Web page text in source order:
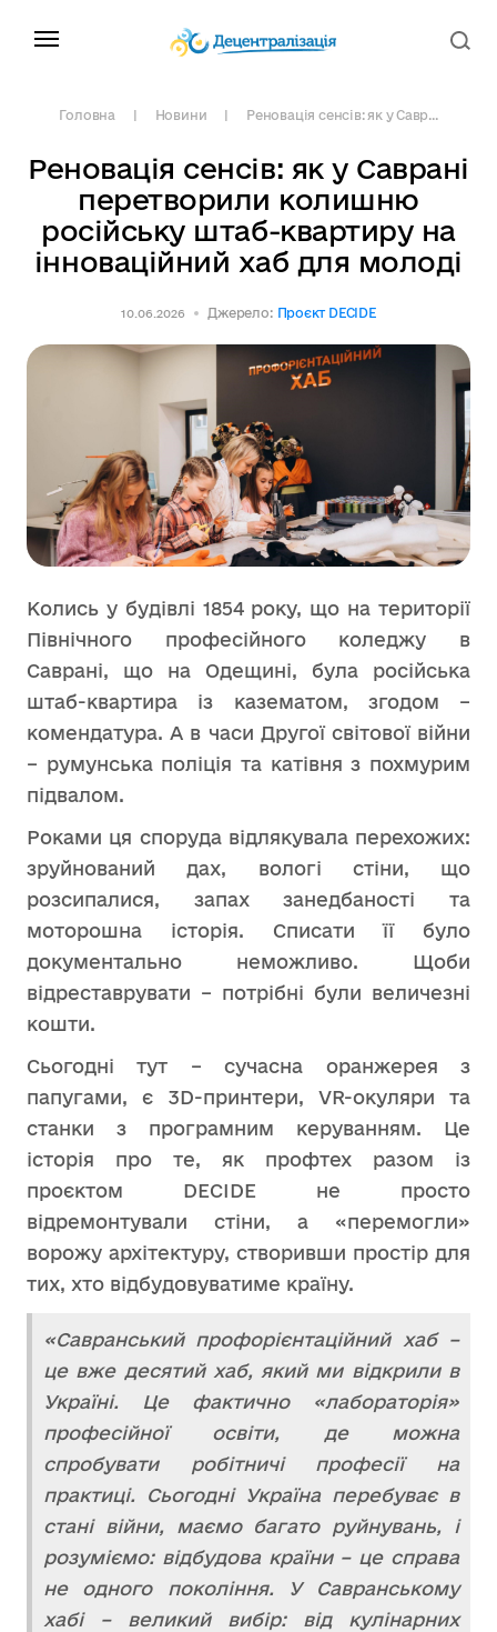
Головна Новини Реновація сенсів: як у Савр...
Реновація сенсів: як у Саврані
перетворили колишню
російську штаб-квартиру на
інноваційний хаб для молоді
10.06.2026 Джерело: Проєкт DECIDE
Колись у будівлі 1854 року, що на території
Північного професійного коледжу в
Саврані, що на Одещині, була російська
штаб-квартира із казематом, згодом –
комендатура. А в часи Другої світової війни
– румунська поліція та катівня з похмурим
підвалом.
Роками ця споруда відлякувала перехожих:
зруйнований дах, вологі стіни, що
розсипалися, запах занедбаності та
моторошна історія. Списати її було
документально неможливо. Щоби
відреставрувати – потрібні були величезні
кошти.
Сьогодні тут – сучасна оранжерея з
папугами, є 3D-принтери, VR-окуляри та
станки з програмним керуванням. Це
історія про те, як профтех разом із
проєктом DECIDE не просто
відремонтували стіни, а «перемогли»
ворожу архітектуру, створивши простір для
тих, хто відбудовуватиме країну.
«Савранський профорієнтаційний хаб –
це вже десятий хаб, який ми відкрили в
Україні. Це фактично «лабораторія»
професійної освіти, де можна
спробувати робітничі професії на
практиці. Сьогодні Україна перебуває в
стані війни, маємо багато руйнувань, і
розуміємо: відбудова країни – це справа
не одного покоління. У Савранському
хабі – великий вибір: від кулінарних